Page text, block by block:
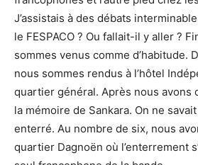
J’assistais à des débats
le FESPACO ? Ou fallait-il y aller ?
sommes venus comme d’habitude.
nous sommes rendus à l’hôtel
quartier général. Après nous avons
la mémoire de Sankara. On ne
enterré. Au nombre de six, nous
quartier Dagnoën où l’enterrement